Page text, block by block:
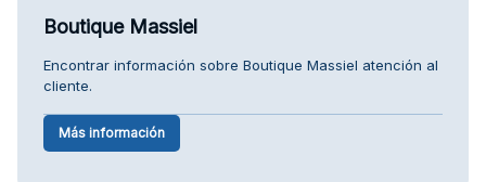
Boutique Massiel
Encontrar información sobre Boutique Massiel atención al
cliente.
Más información